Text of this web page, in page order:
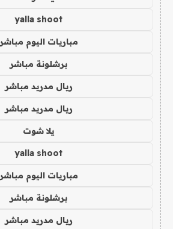
yalla shoot
مباريات اليوم مباشر
برشلونة مباشر
ريال مدريد مباشر
ريال مدريد مباشر
يلا شوت
yalla shoot
مباريات اليوم مباشر
برشلونة مباشر
ريال مدريد مباشر